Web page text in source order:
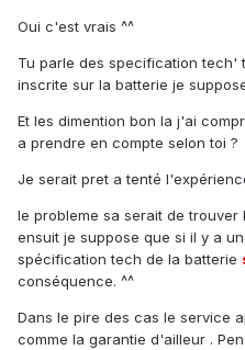
Oui c'est vrais ^^
Tu parle des specification tech'
inscrite sur la batterie je
Et les dimention bon la j'ai
a prendre en compte selon toi ?
Je serait pret a tenté
le probleme sa serait de trouver
ensuit je suppose que si il y a
spécification tech de la batterie
conséquence. ^^
Dans le pire des cas le service
comme la garantie d'ailleur .